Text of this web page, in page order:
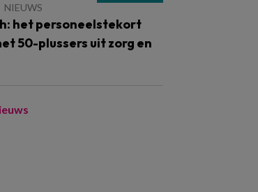
NIEUWS
het personeelstekort
50-plussers uit zorg en